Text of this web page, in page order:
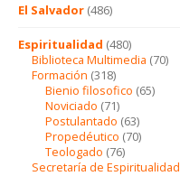
El Salvador (486)
Espiritualidad (480)
Biblioteca Multimedia (70)
Formación (318)
Bienio filosofico (65)
Noviciado (71)
Postulantado (63)
Propedéutico (70)
Teologado (76)
Secretaría de Espiritualidad